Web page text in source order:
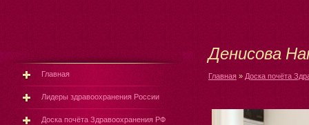
Денисова
Главная » Доска почёта
Главная
Лидеры здравоохранения России
Доска почёта Здравоохранения РФ